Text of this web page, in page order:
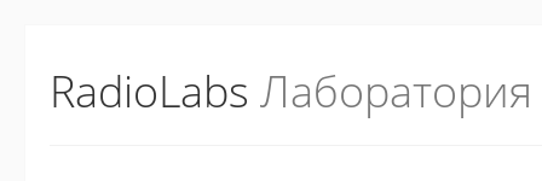
RadioLabs